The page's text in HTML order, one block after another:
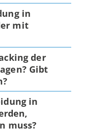
in
mit
der
Gibt
in
muss?